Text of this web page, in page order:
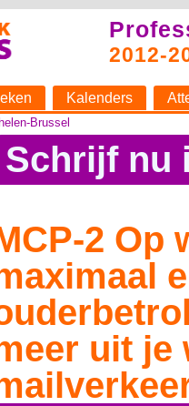
2012-
Kalenders
Brussel
Schrijf nu
2 Op
uit je